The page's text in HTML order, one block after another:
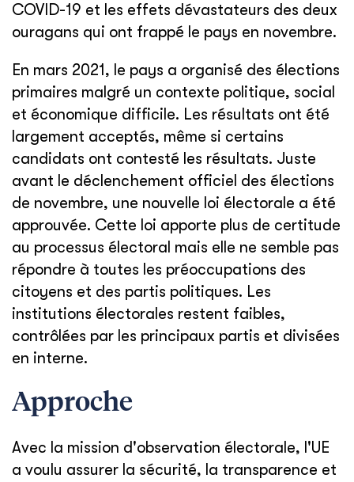
COVID-19 et les effets dévastateurs des deux
ouragans qui ont frappé le pays en novembre.
En mars 2021, le pays a organisé des élections
primaires malgré un contexte politique, social
et économique difficile. Les résultats ont été
largement acceptés, même si certains
candidats ont contesté les résultats. Juste
avant le déclenchement officiel des élections
de novembre, une nouvelle loi électorale a été
approuvée. Cette loi apporte plus de certitude
au processus électoral mais elle ne semble pas
répondre à toutes les préoccupations des
citoyens et des partis politiques. Les
institutions électorales restent faibles,
contrôlées par les principaux partis et divisées
en interne.
Approche
Avec la mission d'observation électorale, l'UE
a voulu assurer la sécurité, la transparence et